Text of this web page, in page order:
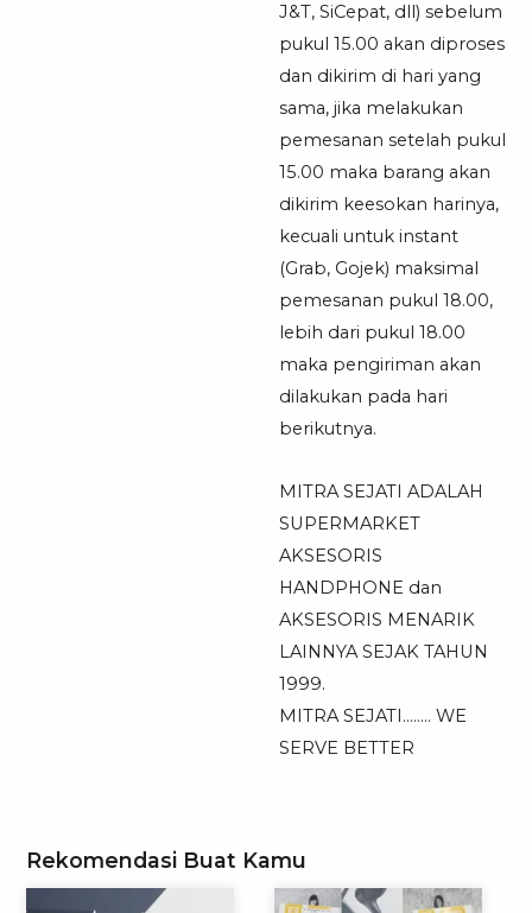
J&T, SiCepat, dll) sebelum
pukul 15.00 akan diproses
dan dikirim di hari yang
sama, jika melakukan
pemesanan setelah pukul
15.00 maka barang akan
dikirim keesokan harinya,
kecuali untuk instant
(Grab, Gojek) maksimal
pemesanan pukul 18.00,
lebih dari pukul 18.00
maka pengiriman akan
dilakukan pada hari
berikutnya.
MITRA SEJATI ADALAH
SUPERMARKET
AKSESORIS
HANDPHONE dan
AKSESORIS MENARIK
LAINNYA SEJAK TAHUN
1999.
MITRA SEJATI…….. WE
SERVE BETTER
Rekomendasi Buat Kamu